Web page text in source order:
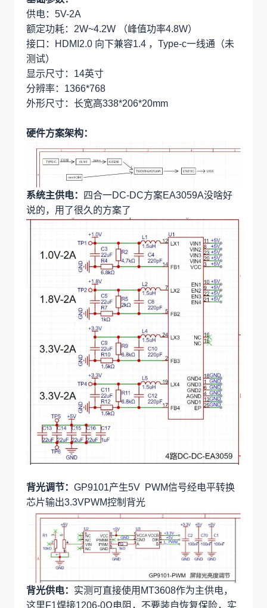
供电：5V-2A
额定功耗：2W~4.2W （峰值功率4.8W）
接口：HDMI2.0 向下兼容1.4 ，Type-c一线通（未
测试）
显示尺寸：14英寸
分辨率：1366*768
外形尺寸：长宽高338*206*20mm
硬件方案架构：
系统主供电：
四合一DC-DC方案EA3059A没啥好
说的，用了很久的方案了
背光调节： GP9101产生5V PWM信号经电平转换
芯片输出3.3VPWM控制背光
背光供电： 实测可直接使用MT3608作为主供电，
这里F1焊接1206-0Ω电阻，不要装自恢复保险，实